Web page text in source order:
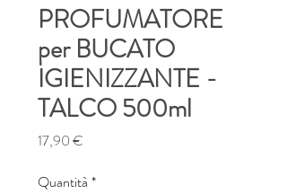
PROFUMATORE
per BUCATO
IGIENIZZANTE -
TALCO 500ml
17,90 €
Quantità *